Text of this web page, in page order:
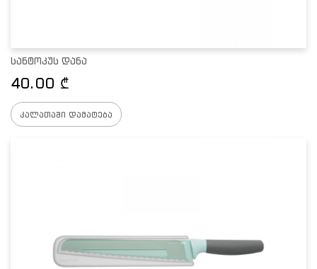
სანტოკუს დანა
40.00 ₾
კალათაში დამატება